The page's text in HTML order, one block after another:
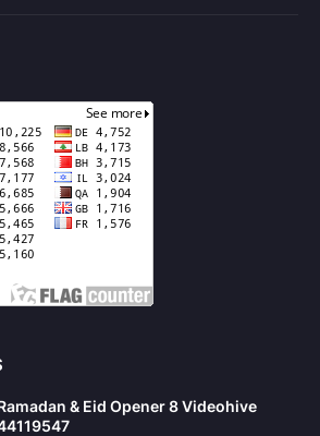
& Eid Opener 8 Videohive